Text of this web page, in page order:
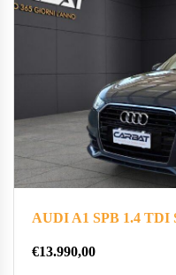
AUDI A1 SPB 1.4 TDI
€13.990,00